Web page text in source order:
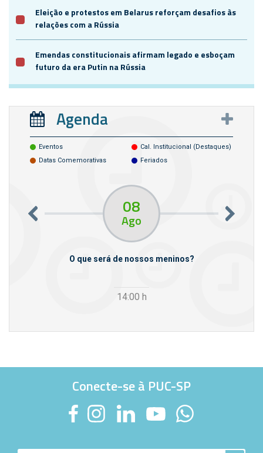
Eleição e protestos em Belarus reforçam desafios às
relações com a Rússia
Emendas constitucionais afirmam legado e esboçam
futuro da era Putin na Rússia
Agenda
Eventos
Cal. Institucional (destaques)
Datas Comemorativas
Feriados
08
Ago
O que será de nossos meninos?
14:00 h
Conecte-se à PUC-SP